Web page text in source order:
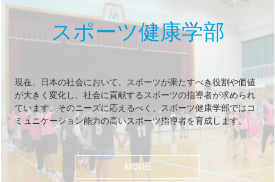
スポーツ健康学部
現在、日本の社会において、スポーツが果たすべき役割や価値
が大きく変化し、社会に貢献するスポーツの指導者が求められ
ています。そのニーズに応えるべく、スポーツ健康学部ではコ
ミュニケーション能力の高いスポーツ指導者を育成します。
MORE